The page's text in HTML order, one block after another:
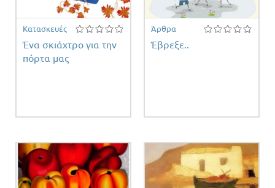
Κατασκευές
Ένα σκιάχτρο για την
πόρτα μας
Άρθρα
Έβρεξε..